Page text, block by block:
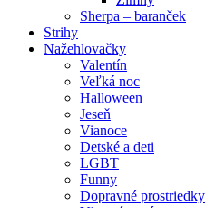
Sherpa – baranček
Strihy
Nažehlovačky
Valentín
Veľká noc
Halloween
Jeseň
Vianoce
Detské a deti
LGBT
Funny
Dopravné prostriedky